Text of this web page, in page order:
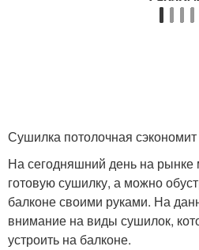
Сушилка потолочная
На сегодняшний день на рынке
готовую сушилку, а можно
балконе своими руками. На
внимание на виды сушилок,
устроить на балконе.